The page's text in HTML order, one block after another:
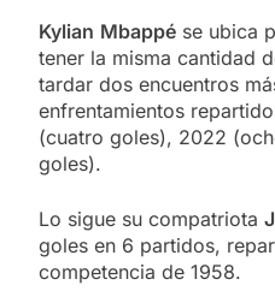
Kylian Mbappé se ubica
tener la misma cantidad
tardar dos encuentros
enfrentamientos
(cuatro goles), 2022
goles).
Lo sigue su compatriota
goles en 6 partidos,
competencia de 1958.